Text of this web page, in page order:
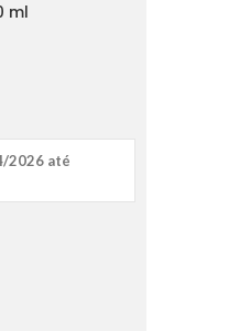
ml
2026 até